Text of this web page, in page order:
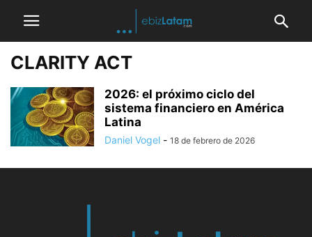
CLARITY ACT
2026: el próximo ciclo del
sistema financiero en América
Latina
Daniel Vogel - 18 de febrero de 2026